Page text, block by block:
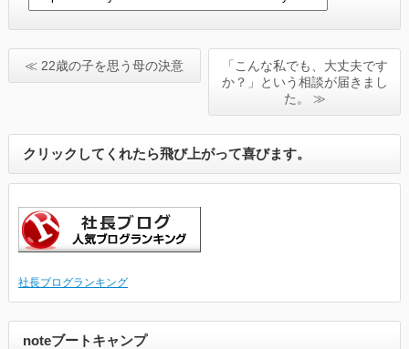
≪ 22歳の子を思う母の決意
「こんな私でも、大丈夫です
か？」という相談が届きまし
た。 ≫
クリックしてくれたら飛び上がって喜びます。
社長ブログランキング
noteブートキャンプ